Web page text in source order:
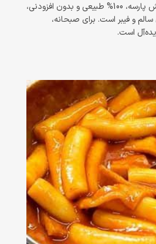
کره بادام زمینی خالص پخش پارسه، 100% طبیعی و بدون افزودنی،
و فیبر است. برای صبحانه،
است.